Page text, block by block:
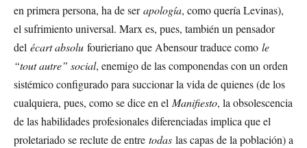
en primera persona, ha de serapología, como quería Levinas),
el sufrimiento universal. Marx es, pues, también un pensador
del écart absolu fourieriano que Abensour traduce como le
“tout autre” social, enemigo de las componendas con un orden
sistémico configurado para succionar la vida de quienes (de los
cualquiera, pues, como se dice en el Manifiesto, la obsolescencia
de las habilidades profesionales diferenciadas implica que el
proletariado se reclute de entre todas las capas de la población) a